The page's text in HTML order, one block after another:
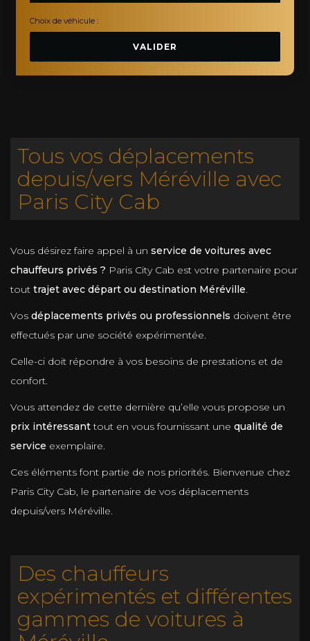
Choix de véhicule :
VALIDER
Tous vos déplacements
depuis/vers Méréville avec
Paris City Cab
Vous désirez faire appel à un service de voitures avec
chauffeurs privés ? Paris City Cab est votre partenaire pour
tout trajet avec départ ou destination Méréville.
Vos déplacements privés ou professionnels doivent être
effectués par une société expérimentée.
Celle-ci doit répondre à vos besoins de prestations et de
confort.
Vous attendez de cette dernière qu’elle vous propose un
prix intéressanttout en vous fournissant une qualité de
service exemplaire.
Ces éléments font partie de nos priorités. Bienvenue chez
Paris City Cab, le partenaire de vos déplacements
depuis/vers Méréville.
Des chauffeurs
expérimentés et différentes
gammes de voitures à